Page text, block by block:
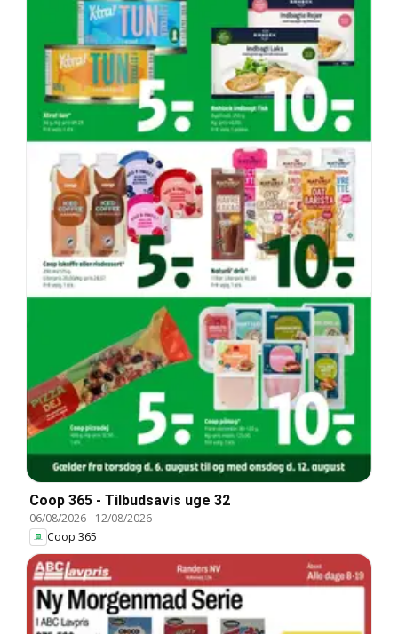
Coop 365 - Tilbudsavis uge 32
06/08/2026- 12/08/2026
Coop 365